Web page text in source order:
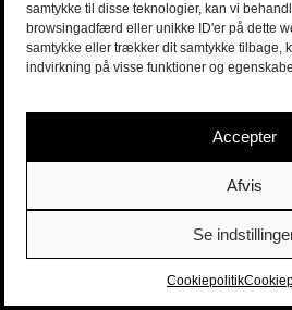
samtykke til disse teknologier, kan vi
browsingadfærd eller unikke ID'er på dette
samtykke eller trækker dit samtykke tilbage,
indvirkning på visse funktioner og
Accepter
Afvis
Se
Cookiepolitik
Sort/Hvid | Staldgade 26-30 -
Tickets|